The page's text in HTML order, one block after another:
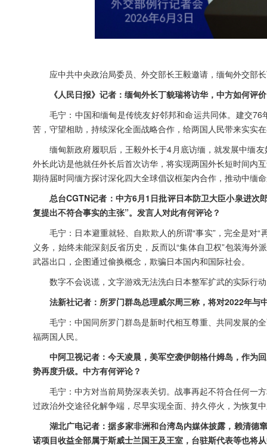
应中共中央政治局委员、外交部长王毅邀请，缅甸外交部
《人民日报》记者：缅甸外长丁貌瑞将访华，中方如何评
毛宁：中国和缅甸是传统友好邻邦和命运共同体。建交
苦，守望相助，持续深化全面战略合作，给两国人民带来实实
缅甸新政府履职后，王毅外长于4月底访缅，就发展中缅
外长此访是他就任外长后首次访华，将实现两国外长短时间内
期待届时同缅方探讨深化四大全球倡议框架内合作，推动中缅
总台CGTN记者：中方6月1日批评日本防卫大臣小泉进次
复提出不符合事实的主张”。发言人对此有何评论？
毛宁：日本避重就轻、自欺欺人的所谓“事实”，完全是对
义务，始终未能深刻反省历史，反而以“集体自卫权”包装海外
武器出口，企图通过偷换概念，欺骗日本国内和国际社会。
数字不会说谎，文字游戏无法洗白日本整军扩武的实际行
法新社记者：所罗门群岛总理威尔周三称，将对2022年
毛宁：中国同所罗门群岛是新时代相互尊重、共同发展的
福两国人民。
中阿卫视记者：今天凌晨，美军空袭伊朗格什姆岛，作为
势再度升级。中方有何评论？
毛宁：中方对当前局势深表关切。战事再起不符合任何一
过政治外交途径化解争端，尽早实现全面、持久停火，为恢复
湖北广电记者：据多家非洲和台湾岛内媒体披露，赖清德
诺项目收益全部属于斯威士兰国王及王室，台驻斯代表等也将